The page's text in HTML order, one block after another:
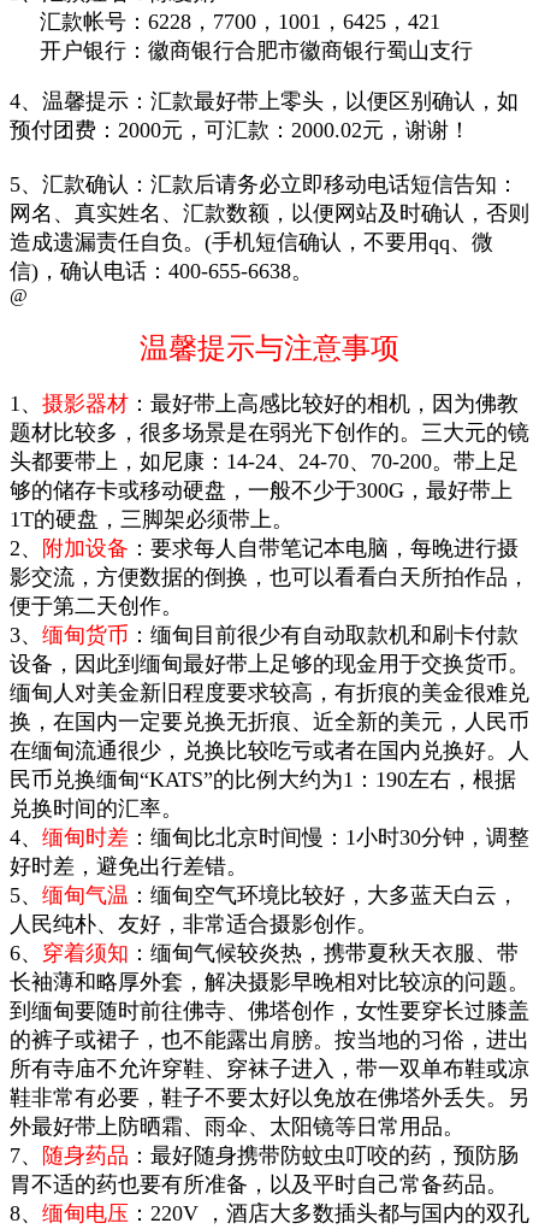
汇款帐号：6228，7700，1001，6425，421
开户银行：徽商银行合肥市徽商银行蜀山支行
4、温馨提示：汇款最好带上零头，以便区别确认，如
预付团费：2000元，可汇款：2000.02元，谢谢！
5、汇款确认：汇款后请务必立即移动电话短信告知：
网名、真实姓名、汇款数额，以便网站及时确认，否则
造成遗漏责任自负。(手机短信确认，不要用qq、微
信)， 确认电话：400-655-6638。
@
温馨提示与注意事项
1、 摄影器材 ：最好带上高感比较好的相机，因为佛教
题材比较多，很多场景是在弱光下创作的。三大元的镜
头都要带上，如尼康：14-24、24-70、70-200。带上足
够的储存卡或移动硬盘，一般不少于300G，最好带上
1T的硬盘，三脚架必须带上。
2、
附加设备 ：要求每人自带笔记本电脑，每晚进行摄
影交流，方便数据的倒换，也可以看看白天所拍作品，
便于第二天创作。
3、 缅甸货币 ：缅甸目前很少有自动取款机和刷卡付款
设备，因此到缅甸最好带上足够的现金用于交换货币。
缅甸人对美金新旧程度要求较高，有折痕的美金很难兑
换，在国内一定要兑换无折痕、近全新的美元，人民币
在缅甸流通很少，兑换比较吃亏或者在国内兑换好。人
民币兑换缅甸“KATS”的比例大约为1：190左右，根据
兑换时间的汇率。
4、 缅甸时差 ：缅甸比北京时间慢：1小时30分钟，调整
好时差，避免出行差错。
5、 缅甸气温 ：缅甸空气环境比较好，大多蓝天白云，
人民纯朴、友好，非常适合摄影创作。
6、 穿着须知 ：缅甸气候较炎热，携带夏秋天衣服、带
长袖薄和略厚外套，解决摄影早晚相对比较凉的问题。
到缅甸要随时前往佛寺、佛塔创作，女性要穿长过膝盖
的裤子或裙子，也不能露出肩膀。 按当地的习俗，进出
所有寺庙不允许穿鞋、穿袜子进入，带一双单布鞋或凉
鞋非常有必要，鞋子不要太好以免放在佛塔外丢失。另
外最好带上防晒霜、雨伞、太阳镜等日常用品。
7、 随身药品 ：最好随身携带防蚊虫叮咬的药，预防肠
胃不适的药也要有所准备，以及平时自己常备药品。
8、 缅甸电压 ：220V ，酒店大多数插头都与国内的双孔